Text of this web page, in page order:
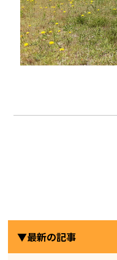
▼最新の記事